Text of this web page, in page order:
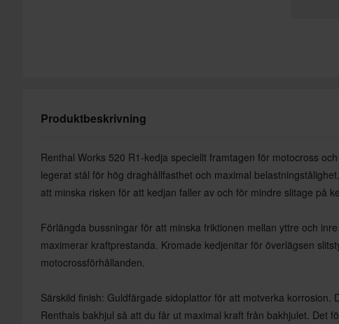
Produktbeskrivning
Renthal Works 520 R1-kedja speciellt framtagen för motocross
legerat stål för hög draghållfasthet och maximal
att minska risken för att kedjan faller av och för mindre slitage på
Förlängda bussningar för att minska friktionen mellan yttre och
maximerar kraftprestanda. Kromade kedjenitar för överlägsen
motocrossförhållanden.
Särskild finish: Guldfärgade sidoplattor för att motverka korrosion.
Renthals bakhjul så att du får ut maximal kraft från bakhjulet. Det